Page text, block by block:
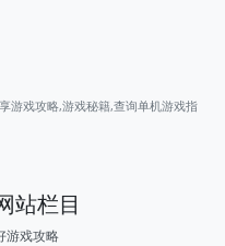
游戏攻略,游戏秘籍,查询单机游戏指
站栏目
游戏攻略